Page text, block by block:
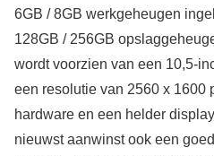
6GB / 8GB werkgeheugen
128GB / 256GB
wordt voorzien van een 10,5-
een resolutie van 2560 x 1600
hardware en een helder
nieuwst aanwinst ook een